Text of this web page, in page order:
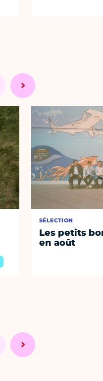
SÉLECTION
Les petits
en août